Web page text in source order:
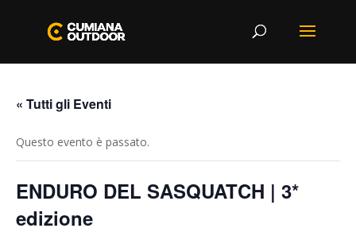
« Tutti gli Eventi
Questo evento è passato.
ENDURO DEL SASQUATCH | 3*
edizione